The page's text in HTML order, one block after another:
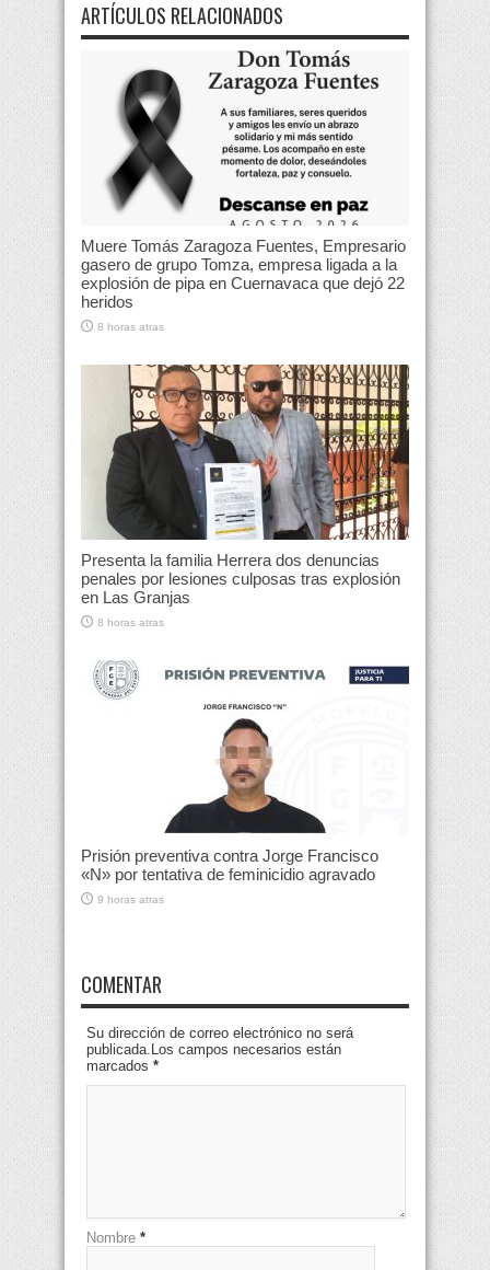
ARTÍCULOS RELACIONADOS
Muere Tomás Zaragoza Fuentes, Empresario
gasero de grupo Tomza, empresa ligada a la
explosión de pipa en Cuernavaca que dejó 22
heridos
8 horas atras
Presenta la familia Herrera dos denuncias
penales por lesiones culposas tras explosión
en Las Granjas
8 horas atras
Prisión preventiva contra Jorge Francisco
«N» por tentativa de feminicidio agravado
9 horas atras
COMENTAR
Su dirección de correo electrónico no será
publicada.Los campos necesarios están
marcados *
Nombre *